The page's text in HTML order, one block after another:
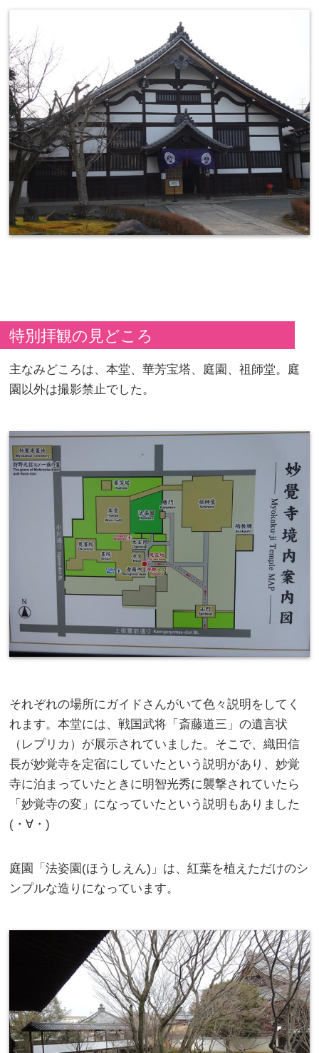
特別拝観の見どころ
主なみどころは、本堂、華芳宝塔、庭園、祖師堂。庭
園以外は撮影禁止でした。
それぞれの場所にガイドさんがいて色々説明をしてく
れます。本堂には、戦国武将「斎藤道三」の遺言状
（レプリカ）が展示されていました。そこで、織田信
長が妙覚寺を定宿にしていたという説明があり、妙覚
寺に泊まっていたときに明智光秀に襲撃されていたら
「妙覚寺の変」になっていたという説明もありました
(・∀・)
庭園「法姿園(ほうしえん)」は、紅葉を植えただけのシ
ンプルな造りになっています。